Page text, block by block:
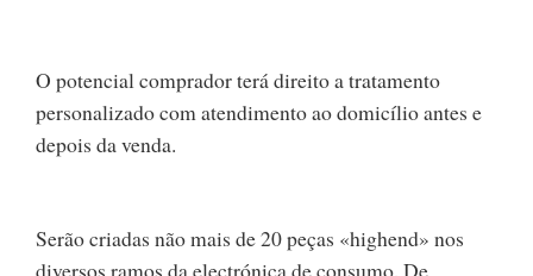
O potencial comprador terá direito a tratamento
personalizado com atendimento ao domicílio antes e
depois da venda.
Serão criadas não mais de 20 peças «highend» nos
diversos ramos da electrónica de consumo. De